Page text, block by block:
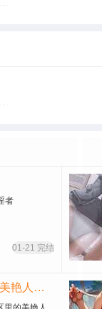
者
01-21 完结
[Ann]让小区里的美艳人妻统统怀孕